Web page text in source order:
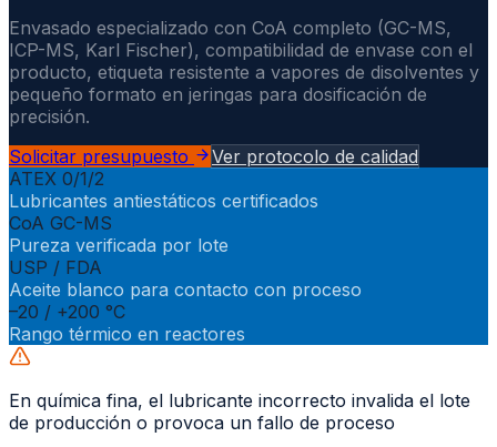
Envasado especializado con CoA completo (GC-MS,
ICP-MS, Karl Fischer), compatibilidad de envase con el
producto, etiqueta resistente a vapores de disolventes y
pequeño formato en jeringas para dosificación de
precisión.
Solicitar presupuesto
Ver protocolo de calidad
ATEX 0/1/2
Lubricantes antiestáticos certificados
CoA GC-MS
Pureza verificada por lote
USP / FDA
Aceite blanco para contacto con proceso
–20 / +200 °C
Rango térmico en reactores
En química fina, el lubricante incorrecto invalida el lote
de producción o provoca un fallo de proceso